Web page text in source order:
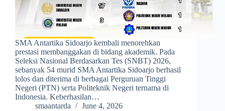
SMA Antartika Sidoarjo kembali menorehkan
prestasi membanggakan di bidang akademik. Pada
Seleksi Nasional Berdasarkan Tes (SNBT) 2026,
sebanyak 54 murid SMA Antartika Sidoarjo berhasil
lolos dan diterima di berbagai Perguruan Tinggi
Negeri (PTN) serta Politeknik Negeri ternama di
Indonesia. Keberhasilan…
smaantarda
June 4, 2026